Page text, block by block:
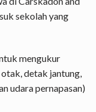
sekolah yang
mengukur
detak jantung,
udara pernapasan)